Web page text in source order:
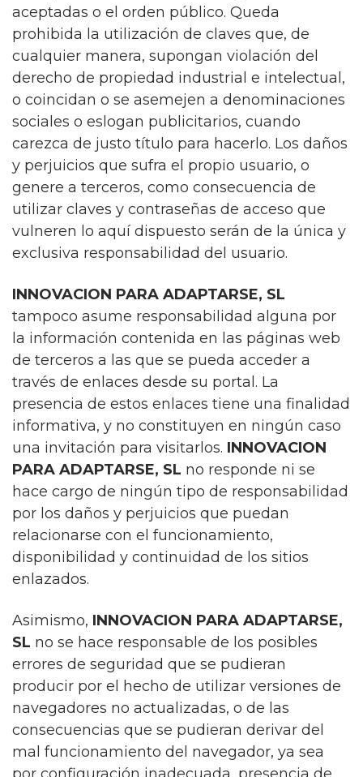
aceptadas o el orden público. Queda
prohibida la utilización de claves que, de
cualquier manera, supongan violación del
derecho de propiedad industrial e intelectual,
o coincidan o se asemejen a denominaciones
sociales o eslogan publicitarios, cuando
carezca de justo título para hacerlo. Los daños
y perjuicios que sufra el propio usuario, o
genere a terceros, como consecuencia de
utilizar claves y contraseñas de acceso que
vulneren lo aquí dispuesto serán de la única y
exclusiva responsabilidad del usuario.
INNOVACION PARA ADAPTARSE, SL
tampoco asume responsabilidad alguna por
la información contenida en las páginas web
de terceros a las que se pueda acceder a
través de enlaces desde su portal. La
presencia de estos enlaces tiene una finalidad
informativa, y no constituyen en ningún caso
una invitación para visitarlos. INNOVACION
PARA ADAPTARSE, SL no responde ni se
hace cargo de ningún tipo de responsabilidad
por los daños y perjuicios que puedan
relacionarse con el funcionamiento,
disponibilidad y continuidad de los sitios
enlazados.
Asimismo, INNOVACION PARA ADAPTARSE,
SL no se hace responsable de los posibles
errores de seguridad que se pudieran
producir por el hecho de utilizar versiones de
navegadores no actualizadas, o de las
consecuencias que se pudieran derivar del
mal funcionamiento del navegador, ya sea